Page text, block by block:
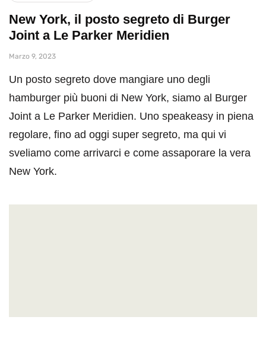
New York, il posto segreto di Burger
Joint a Le Parker Meridien
Marzo 9, 2023
Un posto segreto dove mangiare uno degli
hamburger più buoni di New York, siamo al Burger
Joint a Le Parker Meridien. Uno speakeasy in piena
regolare, fino ad oggi super segreto, ma qui vi
sveliamo come arrivarci e come assaporare la vera
New York.